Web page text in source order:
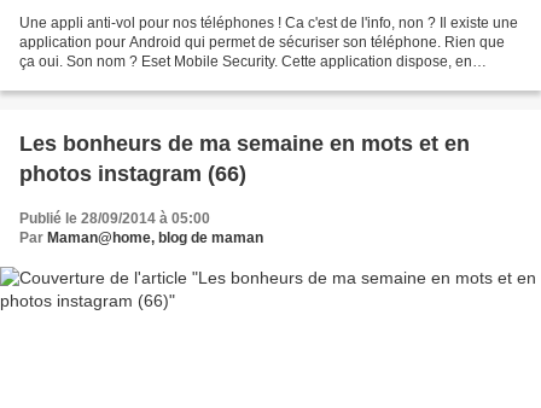
Une appli anti-vol pour nos téléphones ! Ca c'est de l'info, non ? Il existe une
application pour Android qui permet de sécuriser son téléphone. Rien que
ça oui. Son nom ? Eset Mobile Security. Cette application dispose, en
Les bonheurs de ma semaine en mots et en
photos instagram (66)
Publié le 28/09/2014 à 05:00
Par Maman@home, blog de maman